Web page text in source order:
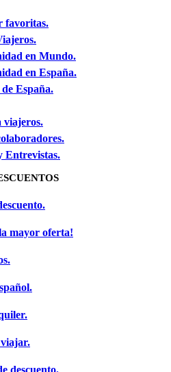
favoritas.
en Mundo.
en España.
España.
viajeros.
Entrevistas.
mayor oferta!